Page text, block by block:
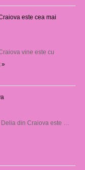
este cea mai
vine este cu
»
din Craiova este …